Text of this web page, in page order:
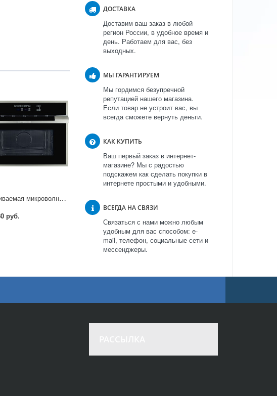
Встраиваемая микроволновая печь Kuppersberg HMW 969 в Москве
руб.
ДОСТАВКА
Доставим ваш заказ в любой
регион России, в удобное время и
день. Работаем для вас, без
выходных.
МЫ ГАРАНТИРУЕМ
Мы гордимся безупречной
репутацией нашего магазина.
Если товар не устроит вас, вы
всегда сможете вернуть деньги.
КАК КУПИТЬ
Ваш первый заказ в интернет-
магазине? Мы с радостью
подскажем как сделать покупки в
интернете простыми и удобными.
ВСЕГДА НА СВЯЗИ
Связаться с нами можно любым
удобным для вас способом: e-
mail, телефон, социальные сети и
мессенджеры.